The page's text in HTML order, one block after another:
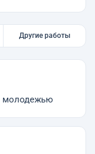
Другие работы
молодежью